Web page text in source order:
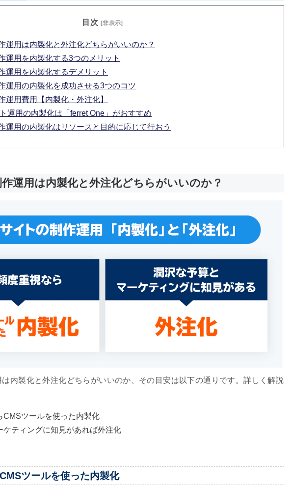
目次 [非表示]
運用は内製化と外注化どちらがいいのか？
運用を内製化する3つのメリット
運用を内製化するデメリット
運用の内製化を成功させる3つのコツ
運用費用【内製化・外注化】
運用の内製化は「ferret One」がおすすめ
運用の内製化はリソースと目的に応じて行おう
運用は内製化と外注化どちらがいいのか？
内製化と外注化どちらがいいのか、その目安は以下の通りです。詳しく解説
CMSツールを使った内製化
ケティングに知見があれば外注化
ツールを使った内製化